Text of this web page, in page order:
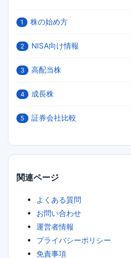
1 株の始め方
2 NISA向け情報
3 高配当株
4 成長株
5 証券会社比較
関連ページ
よくある質問
お問い合わせ
運営者情報
プライバシーポリシー
免責事項